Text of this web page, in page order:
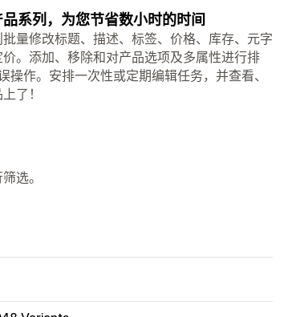
系列，为您节省数小时的时间
量修改标题、描述、标签、价格、库存、元字
。添加、移除和对产品选项及多属性进行排
作。安排一次性或定期编辑任务，并查看、
了！
选。